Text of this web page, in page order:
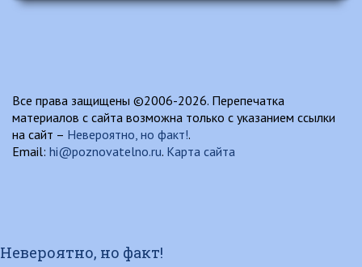
Все права защищены ©2006-2026. Перепечатка
материалов с сайта возможна только с указанием ссылки
на сайт – Невероятно, но факт!.
Email: hi@poznovatelno.ru. Карта сайта
Невероятно, но факт!